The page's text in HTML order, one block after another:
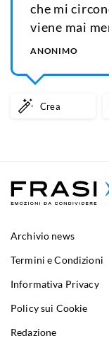
che mi
viene mai
ANONIMO
Crea
Archivio news
Termini e Condizioni
Informativa Privacy
Policy sui Cookie
Redazione